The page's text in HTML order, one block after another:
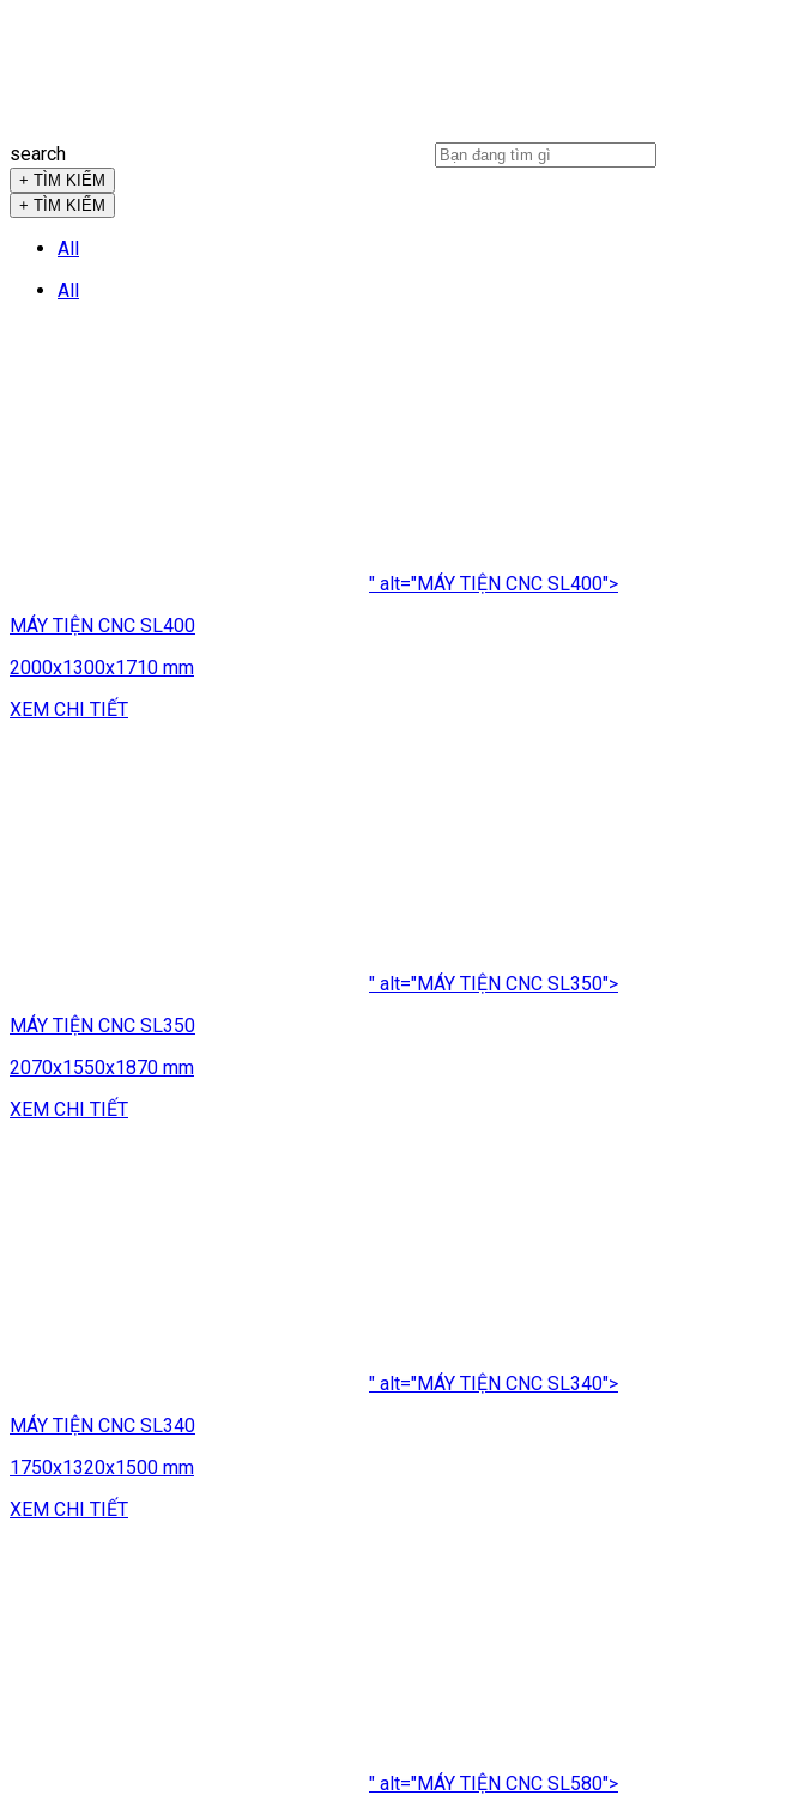
search
+ TÌM KIẾM
+ TÌM KIẾM
All
All
" alt="MÁY TIỆN CNC SL400">
MÁY TIỆN CNC SL400
2000x1300x1710 mm
XEM CHI TIẾT
" alt="MÁY TIỆN CNC SL350">
MÁY TIỆN CNC SL350
2070x1550x1870 mm
XEM CHI TIẾT
" alt="MÁY TIỆN CNC SL340">
MÁY TIỆN CNC SL340
1750x1320x1500 mm
XEM CHI TIẾT
" alt="MÁY TIỆN CNC SL580">